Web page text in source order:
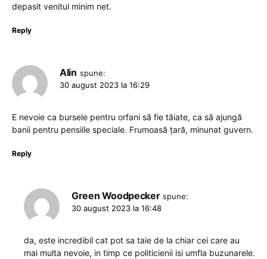
depasit venitul minim net.
Reply
Alin spune:
30 august 2023 la 16:29
E nevoie ca bursele pentru orfani să fie tăiate, ca să ajungă
banii pentru pensiile speciale. Frumoasă țară, minunat guvern.
Reply
Green Woodpecker spune:
30 august 2023 la 16:48
da, este incredibil cat pot sa taie de la chiar cei care au
mai multa nevoie, in timp ce politicienii isi umfla buzunarele.